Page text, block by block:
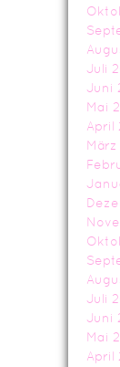
Juli
Juni
Mai
April
März
Juli
Juni
Mai
April